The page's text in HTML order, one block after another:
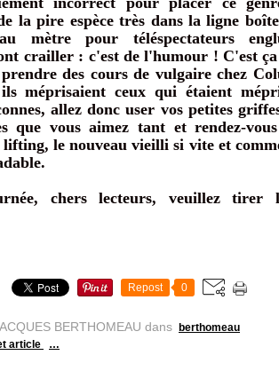
la pire espèce très dans la ligne
mètre pour téléspectateurs
crailler : c'est de l'humour ! C'est
des cours de vulgaire chez
méprisaient ceux qui étaient
allez donc user vos petites
que vous aimez tant et rendez-
le nouveau vieilli si vite et
chers lecteurs, veuillez tirer
Repost 0
BERTHOMEAU dans
berthomeau
article
…